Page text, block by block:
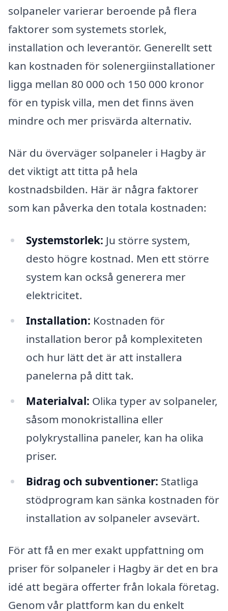
solpaneler varierar beroende på flera
faktorer som systemets storlek,
installation och leverantör. Generellt sett
kan kostnaden för solenergiinstallationer
ligga mellan 80 000 och 150 000 kronor
för en typisk villa, men det finns även
mindre och mer prisvärda alternativ.
När du överväger solpaneler i Hagby är
det viktigt att titta på hela
kostnadsbilden. Här är några faktorer
som kan påverka den totala kostnaden:
Systemstorlek: Ju större system,
desto högre kostnad. Men ett större
system kan också generera mer
elektricitet.
Installation: Kostnaden för
installation beror på komplexiteten
och hur lätt det är att installera
panelerna på ditt tak.
Materialval: Olika typer av solpaneler,
såsom monokristallina eller
polykrystallina paneler, kan ha olika
priser.
Bidrag och subventioner: Statliga
stödprogram kan sänka kostnaden för
installation av solpaneler avsevärt.
För att få en mer exakt uppfattning om
priser för solpaneler i Hagby är det en bra
idé att begära offerter från lokala företag.
Genom vår plattform kan du enkelt